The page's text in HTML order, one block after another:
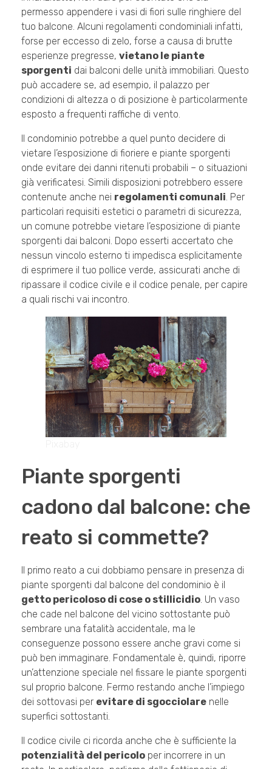
permesso appendere i vasi di fiori sulle ringhiere del
tuo balcone. Alcuni regolamenti condominiali infatti,
forse per eccesso di zelo, forse a causa di brutte
esperienze pregresse, vietano le piante
sporgenti dai balconi delle unità immobiliari. Questo
può accadere se, ad esempio, il palazzo per
condizioni di altezza o di posizione è particolarmente
esposto a frequenti raffiche di vento.
Il condominio potrebbe a quel punto decidere di
vietare l’esposizione di fioriere e piante sporgenti
onde evitare dei danni ritenuti probabili – o situazioni
già verificatesi. Simili disposizioni potrebbero essere
contenute anche nei regolamenti comunali . Per
particolari requisiti estetici o parametri di sicurezza,
un comune potrebbe vietare l’esposizione di piante
sporgenti dai balconi. Dopo esserti accertato che
nessun vincolo esterno ti impedisca esplicitamente
di esprimere il tuo pollice verde, assicurati anche di
ripassare il codice civile e il codice penale, per capire
a quali rischi vai incontro.
Piante sporgenti
cadono dal balcone: che
reato si commette?
Il primo reato a cui dobbiamo pensare in presenza di
piante sporgenti dal balcone del condominio è il
getto pericoloso di cose o stillicidio . Un vaso
che cade nel balcone del vicino sottostante può
sembrare una fatalità accidentale, ma le
conseguenze possono essere anche gravi come si
può ben immaginare. Fondamentale è, quindi, riporre
un’attenzione speciale nel fissare le piante sporgenti
sul proprio balcone. Fermo restando anche l’impiego
dei sottovasi per evitare di sgocciolare nelle
superfici sottostanti.
Il codice civile ci ricorda anche che è sufficiente la
potenzialità del pericolo per incorrere in un